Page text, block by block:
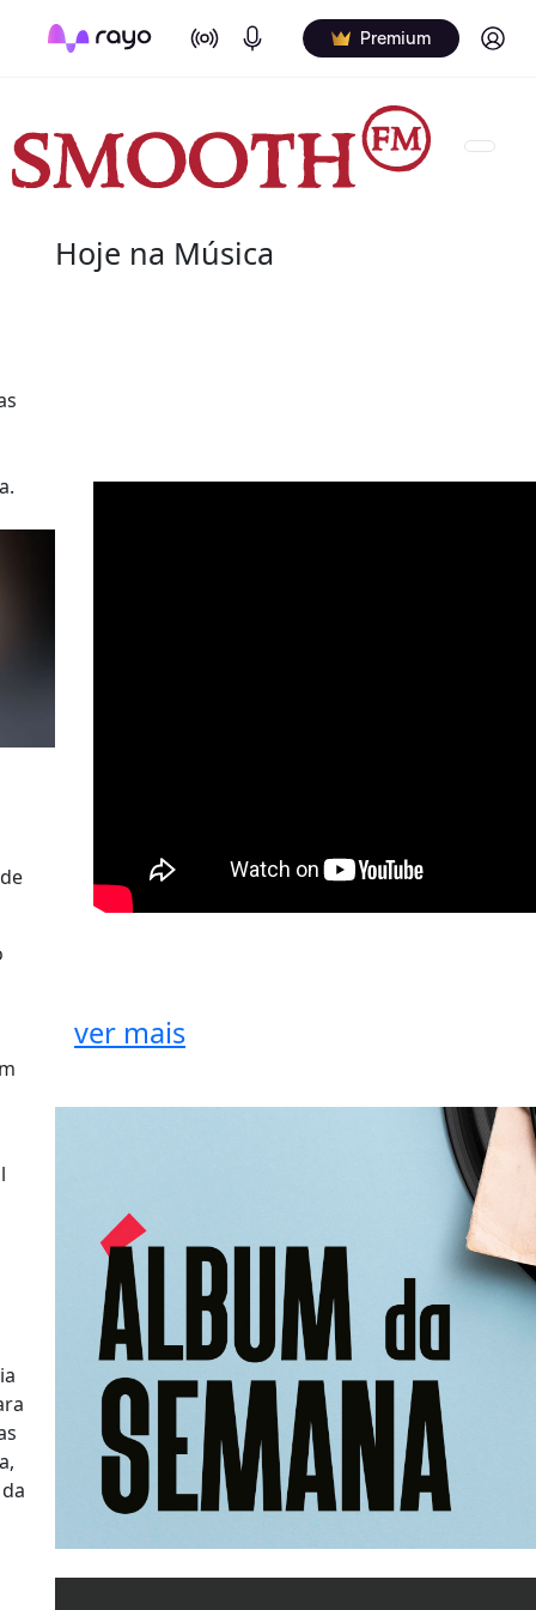
On Air Podcasts Premium Log in
Hoje na Música
ver mais